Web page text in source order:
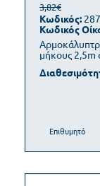
μήκους 2,5m
3,82€
Κωδικός:
Κωδικός
Επιθυμητό